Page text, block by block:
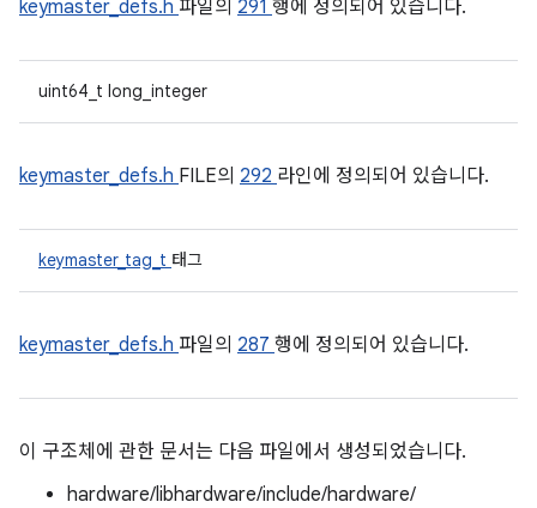
keymaster_defs.h 파일의 291 행에 정의되어 있습니다.
uint64_t long_integer
keymaster_defs.h FILE의 292 라인에 정의되어 있습니다.
keymaster_tag_t 태그
keymaster_defs.h 파일의 287 행에 정의되어 있습니다.
이 구조체에 관한 문서는 다음 파일에서 생성되었습니다.
hardware/libhardware/include/hardware/